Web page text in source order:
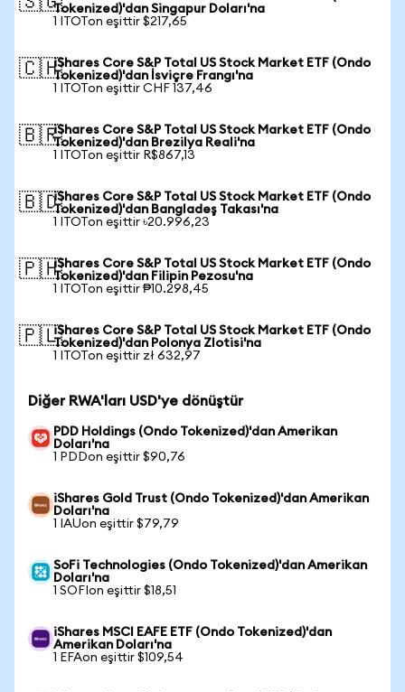
Tokenized)'dan Singapur Doları'na
1 ITOTon eşittir $217,65
🇨🇭iShares Core S&P Total US Stock Market ETF (Ondo
Tokenized)'dan İsviçre Frangı'na
1 ITOTon eşittir CHF 137,46
🇧🇷iShares Core S&P Total US Stock Market ETF (Ondo
Tokenized)'dan Brezilya Reali'na
1 ITOTon eşittir R$867,13
🇧🇩iShares Core S&P Total US Stock Market ETF (Ondo
Tokenized)'dan Bangladeş Takası'na
1 ITOTon eşittir ৳20.996,23
🇵🇭iShares Core S&P Total US Stock Market ETF (Ondo
Tokenized)'dan Filipin Pezosu'na
1 ITOTon eşittir ₱10.298,45
🇵🇱iShares Core S&P Total US Stock Market ETF (Ondo
Tokenized)'dan Polonya Zlotisi'na
1 ITOTon eşittir zł 632,97
Diğer RWA'ları USD'ye dönüştür
PDD Holdings (Ondo Tokenized)'dan Amerikan
Doları'na
1 PDDon eşittir $90,76
iShares Gold Trust (Ondo Tokenized)'dan Amerikan
Doları'na
1 IAUon eşittir $79,79
SoFi Technologies (Ondo Tokenized)'dan Amerikan
Doları'na
1 SOFIon eşittir $18,51
iShares MSCI EAFE ETF (Ondo Tokenized)'dan
Amerikan Doları'na
1 EFAon eşittir $109,54